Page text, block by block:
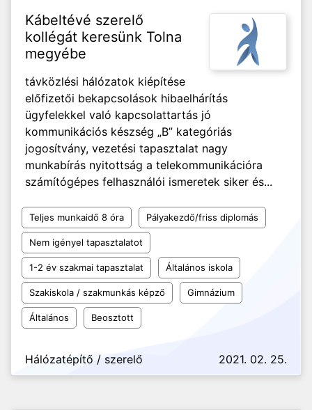
Kábeltévé szerelő
kollégát keresünk Tolna
megyébe
távközlési hálózatok kiépítése
előfizetői bekapcsolások hibaelhárítás
ügyfelekkel való kapcsolattartás jó
kommunikációs készség „B” kategóriás
jogosítvány, vezetési tapasztalat nagy
munkabírás nyitottság a telekommunikációra
számítógépes felhasználói ismeretek siker és...
Teljes munkaidő 8 óra Pályakezdő/friss diplomás
Nem igényel tapasztalatot
1-2 év szakmai tapasztalat Általános iskola
Szakiskola / szakmunkás képző Gimnázium
Általános Beosztott
Hálózatépítő / szerelő 2021. 02. 25.